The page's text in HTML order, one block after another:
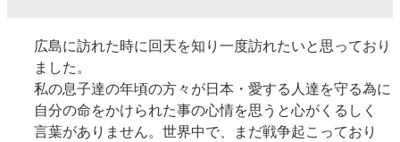
広島に訪れた時に回天を知り一度訪れたいと思っており
ました。
私の息子達の年頃の方々が日本・愛する人達を守る為に
自分の命をかけられた事の心情を思うと心がくるしく
言葉がありません。世界中で、まだ戦争起こっており